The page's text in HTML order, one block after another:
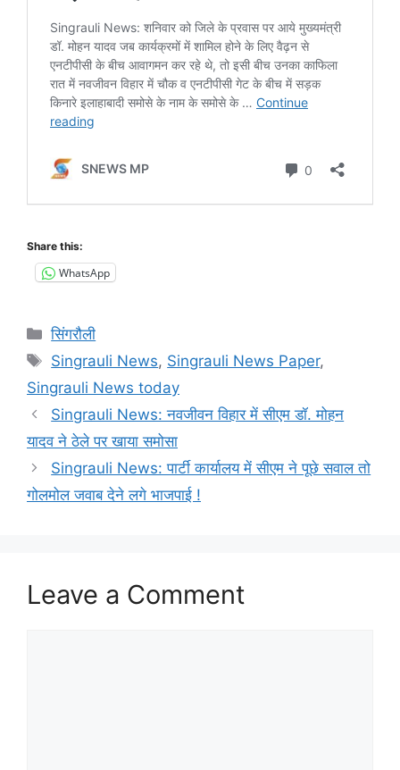
Share this:
WhatsApp
Categories
सिंगरौली
Tags
Singrauli News, Singrauli News Paper,
Singrauli News today
Singrauli News: नवजीवन विहार में सीएम डॉ. मोहन
यादव ने ठेले पर खाया समोसा
Singrauli News: पार्टी कार्यालय में सीएम ने पूछे सवाल तो
गोलमोल जवाब देने लगे भाजपाई !
Leave a Comment